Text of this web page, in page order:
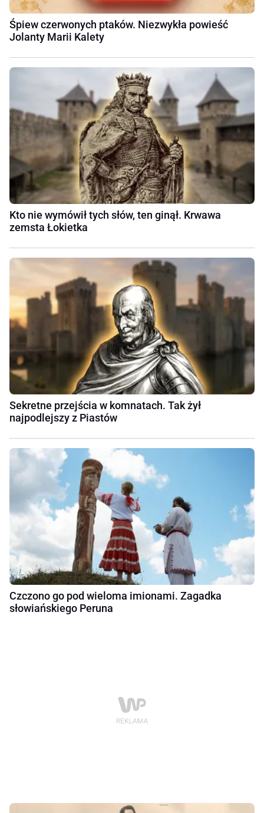
Śpiew czerwonych ptaków. Niezwykła powieść
Jolanty Marii Kalety
Kto nie wymówił tych słów, ten ginął. Krwawa
zemsta Łokietka
Sekretne przejścia w komnatach. Tak żył
najpodlejszy z Piastów
Czczono go pod wieloma imionami. Zagadka
słowiańskiego Peruna